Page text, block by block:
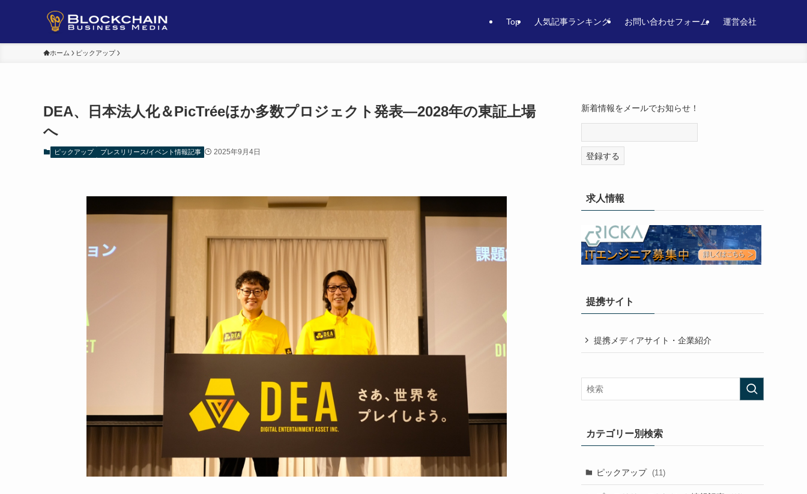
Top 人気記事ランキング お問い合わせフォーム 運営会社
ホーム ピックアップ
DEA、日本法人化＆PicTréeほか多数プロジェクト発表―2028年の東証上場
へ
ピックアップ プレスリリース/イベント情報記事 2025年9月4日
新着情報をメールでお知らせ！
求人情報
提携サイト
提携メディアサイト・企業紹介
カテゴリー別検索
ピックアップ (11)